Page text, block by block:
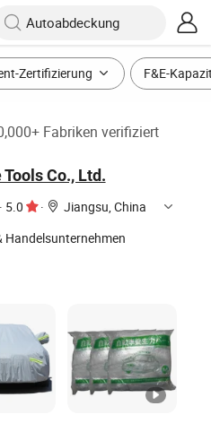
Zertifizierung F&E-
Fabriken verifiziert
Co., Ltd.
· 5.0 ·
Jiangsu, China
Handelsunternehmen